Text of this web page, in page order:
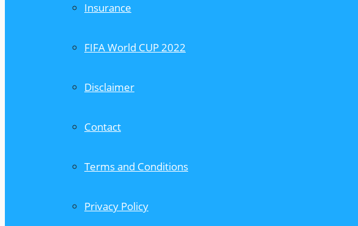
Insurance
FIFA World CUP 2022
Disclaimer
Contact
Terms and Conditions
Privacy Policy